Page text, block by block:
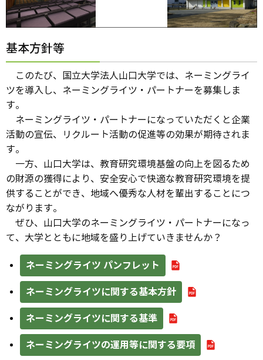
基本方針等
このたび、国立大学法人山口大学では、ネーミングライ
ツを導入し、ネーミングライツ・パートナーを募集しま
す。
ネーミングライツ・パートナーになっていただくと企業
活動の宣伝、リクルート活動の促進等の効果が期待されま
す。
一方、山口大学は、教育研究環境基盤の向上を図るため
の財源の獲得により、安全安心で快適な教育研究環境を提
供することができ、地域へ優秀な人材を輩出することにつ
ながります。
ぜひ、山口大学のネーミングライツ・パートナーになっ
て、大学とともに地域を盛り上げていきませんか？
ネーミングライツ パンフレット
ネーミングライツに関する基本方針
ネーミングライツに関する基準
ネーミングライツの運用等に関する要項